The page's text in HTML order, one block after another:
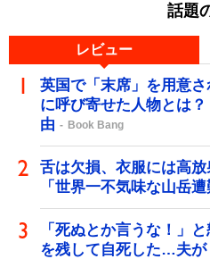
話題
レビュー
英国で「末席」を用意さ
に呼び寄せた人物とは
由
Book Bang
舌は欠損、衣服には高
「世界一不気味な山岳
「死ぬとか言うな！」
を残して自死した…夫